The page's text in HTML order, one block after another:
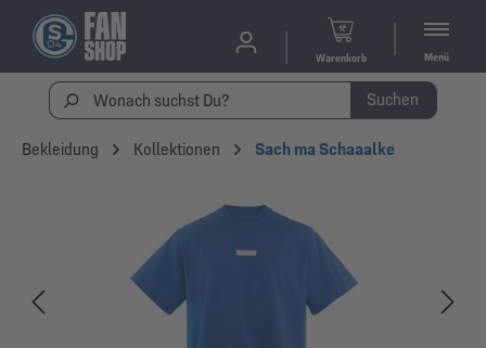
Warenkorb Menü
Suchen
Bekleidung Kollektionen Sach ma Schaaalke